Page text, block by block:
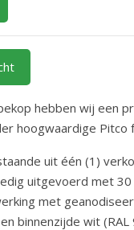
hebben wij een
hoogwaardige Pitco
uit één (1)
uitgevoerd met
met
binnenzijde wit (RAL